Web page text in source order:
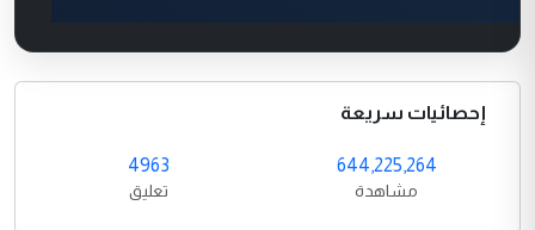
إحصائيات سريعة
644,225,264
مشاهدة
4963
تعليق